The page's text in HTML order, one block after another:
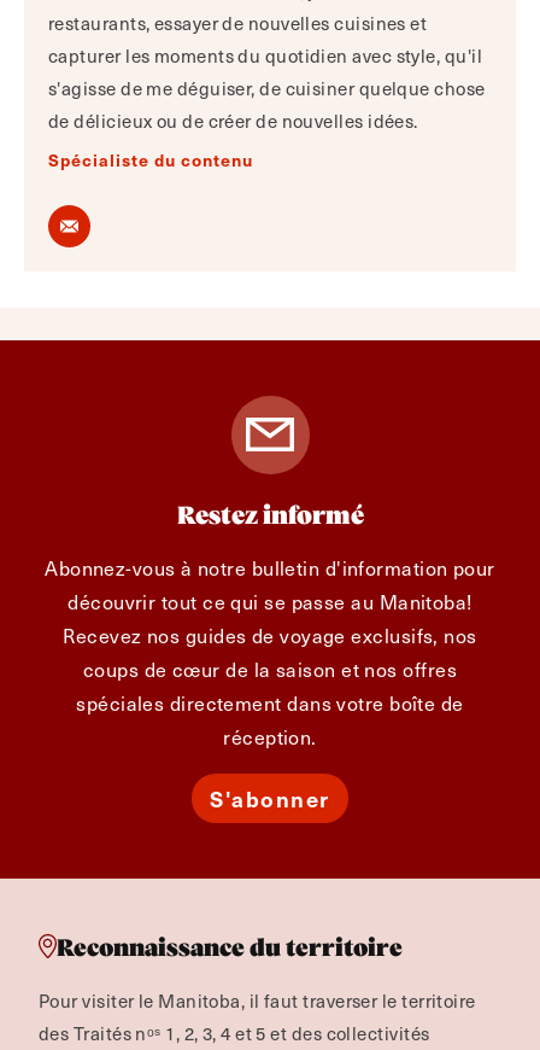
restaurants, essayer de nouvelles cuisines et
capturer les moments du quotidien avec style, qu'il
s'agisse de me déguiser, de cuisiner quelque chose
de délicieux ou de créer de nouvelles idées.
Spécialiste du contenu
Restez informé
Abonnez-vous à notre bulletin d'information pour
découvrir tout ce qui se passe au Manitoba!
Recevez nos guides de voyage exclusifs, nos
coups de cœur de la saison et nos offres
spéciales directement dans votre boîte de
réception.
S'abonner
Reconnaissance du territoire
Pour visiter le Manitoba, il faut traverser le territoire
des Traités nᵒˢ 1, 2, 3, 4 et 5 et des collectivités